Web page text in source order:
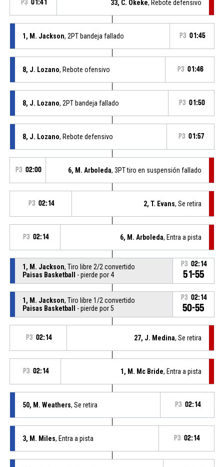
P3 01:41 33, C. Okeke, Rebote defensivo
1, M. Jackson, 2PT bandeja fallado P3 01:45
8, J. Lozano, Rebote ofensivo P3 01:46
8, J. Lozano, 2PT bandeja fallado P3 01:50
8, J. Lozano, Rebote defensivo P3 01:57
P3 02:00 6, M. Arboleda, 3PT tiro en suspensión fallado
P3 02:14 2, T. Evans, Se retira
P3 02:14 6, M. Arboleda, Entra a pista
1, M. Jackson, Tiro libre 2/2 convertido
Paisas Basketball
- pierde por 4
P3 02:14
51-55
1, M. Jackson, Tiro libre 1/2 convertido
Paisas Basketball
- pierde por 5
P3 02:14
50-55
P3 02:14 27, J. Medina, Se retira
P3 02:14 1, M. Mc Bride, Entra a pista
50, M. Weathers, Se retira P3 02:14
3, M. Miles, Entra a pista P3 02:14